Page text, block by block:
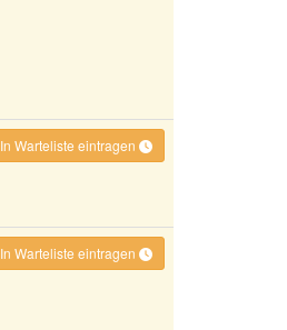
In Warteliste eintragen
In Warteliste eintragen